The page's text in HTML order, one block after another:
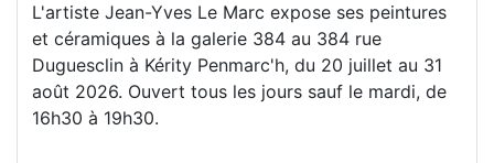
L'artiste Jean-Yves Le Marc expose ses peintures
et céramiques à la galerie 384 au 384 rue
Duguesclin à Kérity Penmarc'h, du 20 juillet au 31
août 2026. Ouvert tous les jours sauf le mardi, de
16h30 à 19h30.